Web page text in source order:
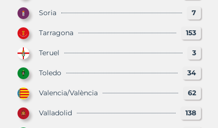
Soria 7
Tarragona 153
Teruel 3
Toledo 34
Valencia/València 62
Valladolid 138